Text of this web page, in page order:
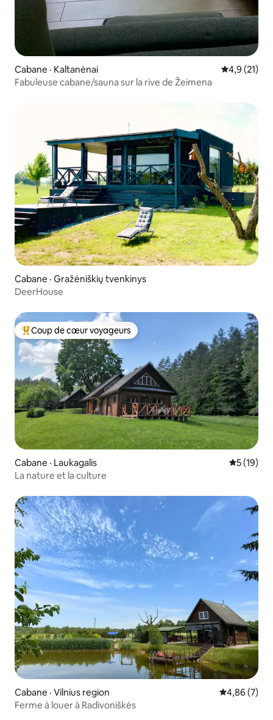
Cabane · Kaltanėnai Note
4,9 (21)
Fabuleuse cabane/sauna sur la rive de Žeimena
Cabane · Gražėniškių tvenkinys
DeerHouse
Coup de cœur voyageurs parmi les plus aimés
Coup de cœur voyageurs
Cabane · Laukagalis Note
5 (19)
La nature et la culture
Cabane · Vilnius region Note
4,86 (7)
Ferme à louer à Radivoniškės